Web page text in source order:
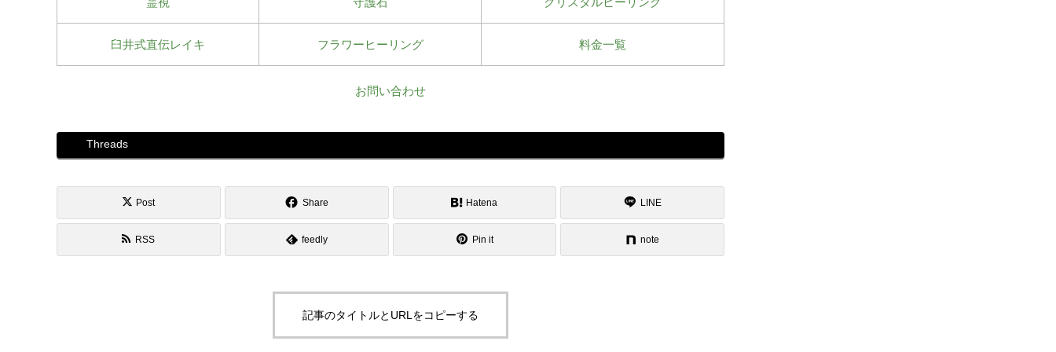
臼井式直伝レイキ フラワーヒーリング 料金一覧
お問い合わせ
Threads
Post Share Hatena LINE
RSS feedly Pin it note
記事のタイトルとURLをコピーする